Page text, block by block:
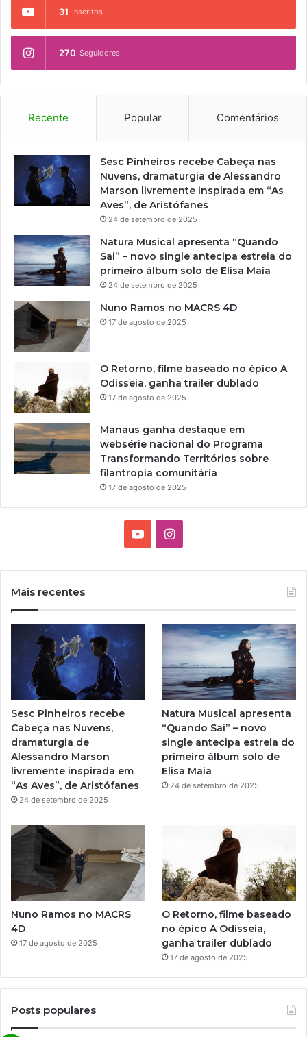
31 Inscritos
270 Seguidores
Recente Popular Comentários
Sesc Pinheiros recebe Cabeça nas
Nuvens, dramaturgia de Alessandro
Marson livremente inspirada em “As
Aves”, de Aristófanes
24 de setembro de 2025
Natura Musical apresenta “Quando
Sai” – novo single antecipa estreia do
primeiro álbum solo de Elisa Maia
24 de setembro de 2025
Nuno Ramos no MACRS 4D
17 de agosto de 2025
O Retorno, filme baseado no épico A
Odisseia, ganha trailer dublado
17 de agosto de 2025
Manaus ganha destaque em
websérie nacional do Programa
Transformando Territórios sobre
filantropia comunitária
17 de agosto de 2025
e
I
g
r
a
m
Mais recentes
Sesc Pinheiros recebe
Cabeça nas Nuvens,
dramaturgia de
Alessandro Marson
livremente inspirada em
“As Aves”, de Aristófanes
24 de setembro de 2025
Natura Musical apresenta
“Quando Sai” – novo
single antecipa estreia do
primeiro álbum solo de
Elisa Maia
24 de setembro de 2025
Nuno Ramos no MACRS
4D
17 de agosto de 2025
O Retorno, filme baseado
no épico A Odisseia,
ganha trailer dublado
17 de agosto de 2025
Posts populares